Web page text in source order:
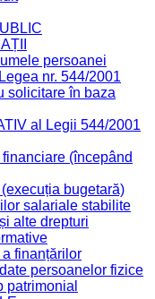
persoanei
nr. 544/2001
solicitare în baza
al Legii 544/2001
(începând
bugetară)
salariale stabilite
alte drepturi
finanțărilor
persoanelor fizice
patrimonial